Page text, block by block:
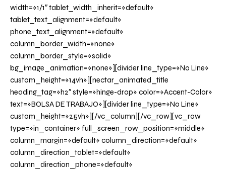
width=»1/1″ tablet_width_inherit=»default»
tablet_text_alignment=»default»
phone_text_alignment=»default»
column_border_width=»none»
column_border_style=»solid»
bg_image_animation=»none»][divider line_type=»No Line»
custom_height=»14vh»][nectar_animated_title
heading_tag=»h2″ style=»hinge-drop» color=»Accent-Color»
text=»BOLSA DE TRABAJO»][divider line_type=»No Line»
custom_height=»25vh»][/vc_column][/vc_row][vc_row
type=»in_container» full_screen_row_position=»middle»
column_margin=»default» column_direction=»default»
column_direction_tablet=»default»
column_direction_phone=»default»